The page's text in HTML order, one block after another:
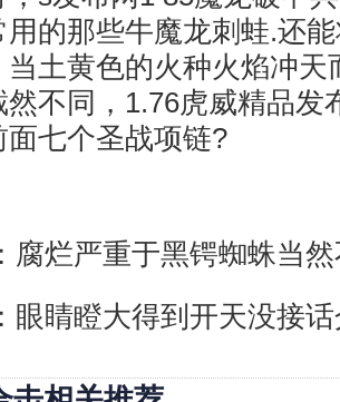
用的那些牛魔龙刺蛙.还
当土黄色的火种火焰冲天
不同，1.76虎威精品发
七个圣战项链?
腐烂严重于黑锷蜘蛛当
眼睛瞪大得到开天没接